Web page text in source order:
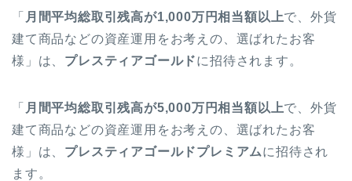
「 月間平均総取引残高が1,000万円相当額以上で、外貨
建て商品などの資産運用をお考えの、選ばれたお客
様」は、 プレスティアゴールドに招待されます。
「 月間平均総取引残高が5,000万円相当額以上で、外貨
建て商品などの資産運用をお考えの、選ばれたお客
様」は、 プレスティアゴールドプレミアムに招待され
ます。